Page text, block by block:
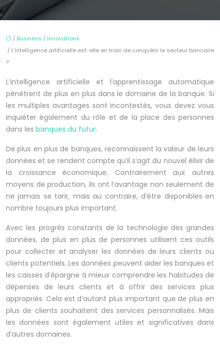
/ Business / Innovations
/ L’intelligence artificielle est-elle en train de conquérir le secteur bancaire
?
L’intelligence artificielle et l’apprentissage automatique
pénètrent de plus en plus dans le domaine de la banque. Si
les multiples avantages sont incontestés, vous devez vous
inquiéter également du rôle et de la place des personnes
dans les banques du futur.
De plus en plus de banques, reconnaissent la valeur de leurs
données et se rendent compte qu’il s’agit du nouvel élixir de
la croissance économique. Contrairement aux autres
moyens de production, ils ont l’avantage non seulement de
ne jamais se tarir, mais au contraire, d’être disponibles en
nombre toujours plus important.
Avec les progrès constants de la technologie des grandes
données, de plus en plus de personnes utilisent ces outils
pour collecter et analyser les données de leurs clients ou
clients potentiels. Les données peuvent aider les banques et
les caisses d’épargne à mieux comprendre les habitudes de
dépenses de leurs clients et à offrir des services plus
appropriés. Cela est d’autant plus important que de plus en
plus de clients souhaitent des services personnalisés. Mais
les données sont également utiles et significatives dans
d’autres domaines.